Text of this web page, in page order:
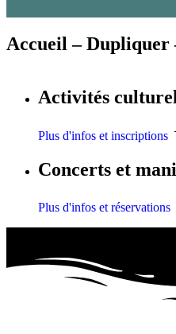
Accueil – Dupliquer
Activités
Plus d'infos et inscriptions
Concerts et
Plus d'infos et réservations